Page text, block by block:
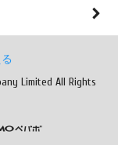
Limited All Rights